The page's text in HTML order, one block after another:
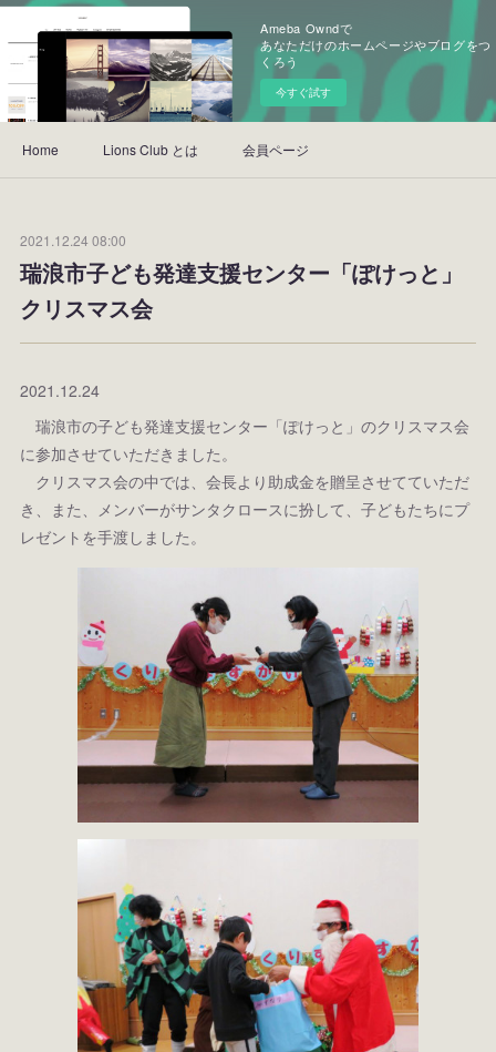
Ameba Owndで
あなただけのホームページやブログをつ
くろう
今すぐ試す
Home Lions Club とは 会員ページ
2021.12.24 08:00
瑞浪市子ども発達支援センター「ぽけっと」
クリスマス会
2021.12.24
瑞浪市の子ども発達支援センター「ぽけっと」のクリスマス会
に参加させていただきました。
クリスマス会の中では、会長より助成金を贈呈させてていただ
き、また、メンバーがサンタクロースに扮して、子どもたちにプ
レゼントを手渡しました。